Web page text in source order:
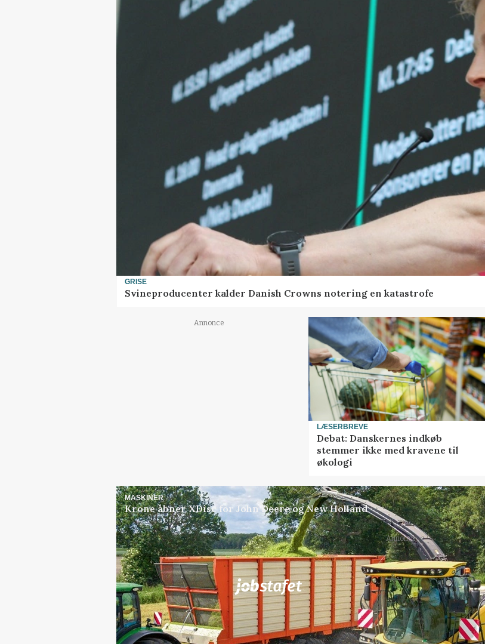
GRISE
Svineproducenter kalder Danish Crowns notering en katastrofe
Annonce
LÆSERBREVE
Debat: Danskernes indkøb
stemmer ikke med kravene til
økologi
MASKINER
Krone åbner XDisc for John Deere og New Holland
Annonce
Jobsi samarbejde med 78 ledige stillinger